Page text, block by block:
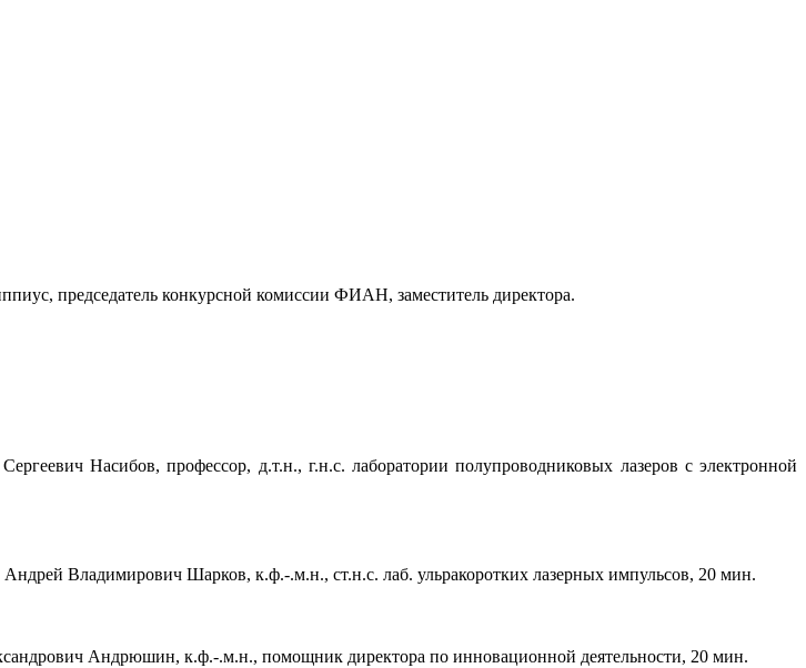
председатель конкурсной комиссии ФИАН, заместитель директора.
Насибов, профессор, д.т.н., г.н.с. лаборатории полупроводниковых лазеров с электронной
Владимирович Шарков, к.ф.-.м.н., ст.н.с. лаб. ульракоротких лазерных импульсов, 20 мин.
Андрюшин, к.ф.-.м.н., помощник директора по инновационной деятельности, 20 мин.